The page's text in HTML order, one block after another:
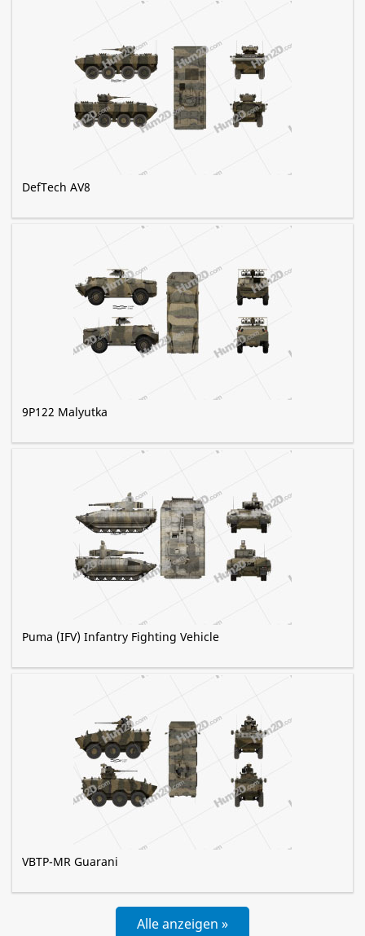
DefTech AV8
9P122 Malyutka
Puma (IFV) Infantry Fighting Vehicle
VBTP-MR Guarani
Alle anzeigen »